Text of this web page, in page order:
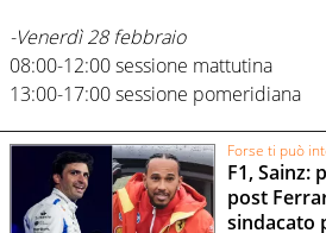
-Venerdì 28 febbraio
08:00-12:00 sessione mattutina
13:00-17:00 sessione pomeridiana
Forse ti può
F1, Sainz:
post
sindacato